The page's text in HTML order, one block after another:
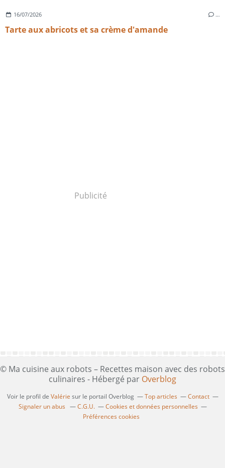
16/07/2026 …
Tarte aux abricots et sa crème d'amande
Publicité
© Ma cuisine aux robots – Recettes maison avec des robots
culinaires - Hébergé par Overblog
Voir le profil de Valérie sur le portail Overblog Top articles
Contact
Signaler un abus
C.G.U.
Cookies et données personnelles
Préférences cookies